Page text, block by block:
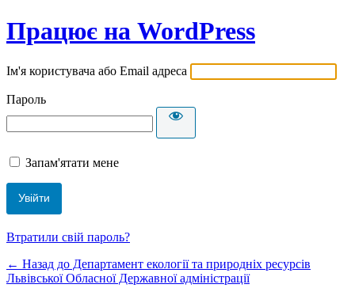
Працює на WordPress
Ім'я користувача або Email адреса
Пароль
Запам'ятати мене
Втратили свій пароль?
← Назад до Департамент екології та природніх ресурсів
Львівської Обласної Державної адміністрації